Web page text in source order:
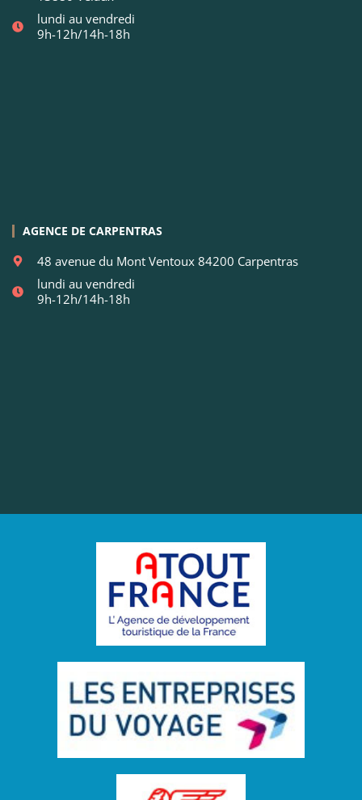
lundi au vendredi
9h-12h/14h-18h
AGENCE DE CARPENTRAS
48 avenue du Mont Ventoux 84200 Carpentras
lundi au vendredi
9h-12h/14h-18h